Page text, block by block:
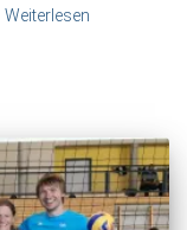
Weiterlesen